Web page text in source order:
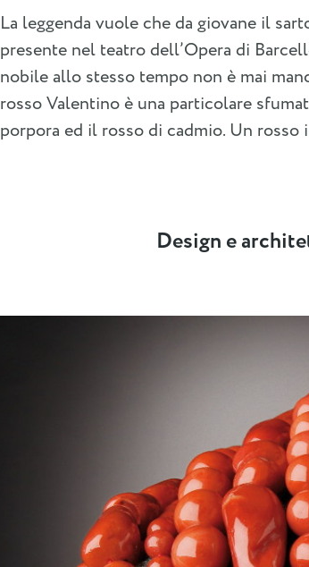
La leggenda vuole che da giovane il
presente nel teatro dell’Opera di
nobile allo stesso tempo non è mai
rosso Valentino è una particolare
porpora ed il rosso di cadmio. Un
Design e